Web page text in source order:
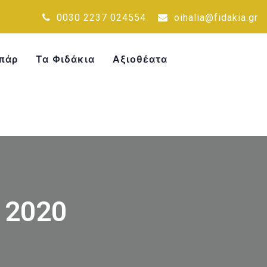
0030 2237 024554 oihalia@fidakia.gr
Τα Φιδάκια Αξιοθέατα